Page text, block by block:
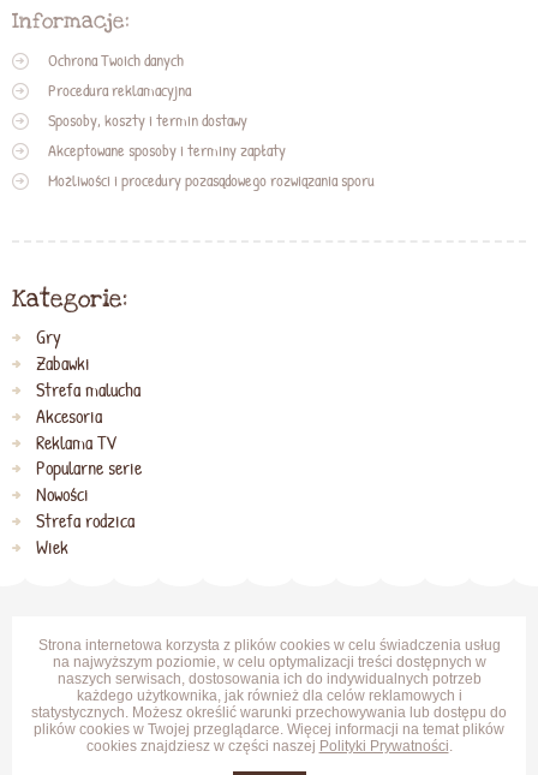
Informacje:
Ochrona Twoich danych
Procedura reklamacyjna
Sposoby, koszty i termin dostawy
Akceptowane sposoby i terminy zapłaty
Możliwości i procedury pozasądowego rozwiązania sporu
Kategorie:
Gry
Zabawki
Strefa malucha
Akcesoria
Reklama TV
Popularne serie
Nowości
Strefa rodzica
Wiek
Strona internetowa korzysta z plików cookies w celu świadczenia usług
na najwyższym poziomie, w celu optymalizacji treści dostępnych w
naszych serwisach, dostosowania ich do indywidualnych potrzeb
każdego użytkownika, jak również dla celów reklamowych i
statystycznych. Możesz określić warunki przechowywania lub dostępu do
plików cookies w Twojej przeglądarce. Więcej informacji na temat plików
cookies znajdziesz w części naszej Polityki Prywatności.